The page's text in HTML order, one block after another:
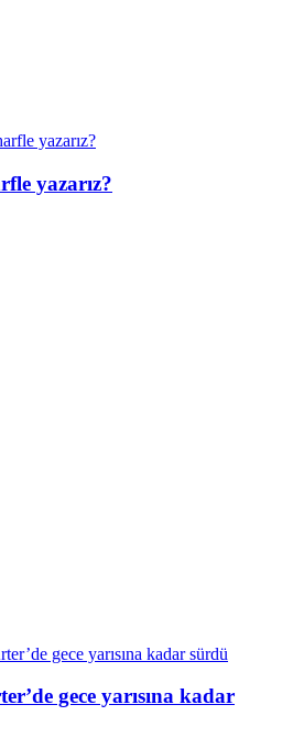
yazarız?
yazarız?
gece yarısına kadar sürdü
gece yarısına kadar